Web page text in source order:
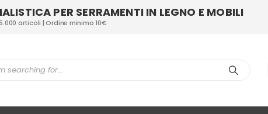
PER SERRAMENTI IN LEGNO E MOBILI
articoli | Ordine minimo 10€